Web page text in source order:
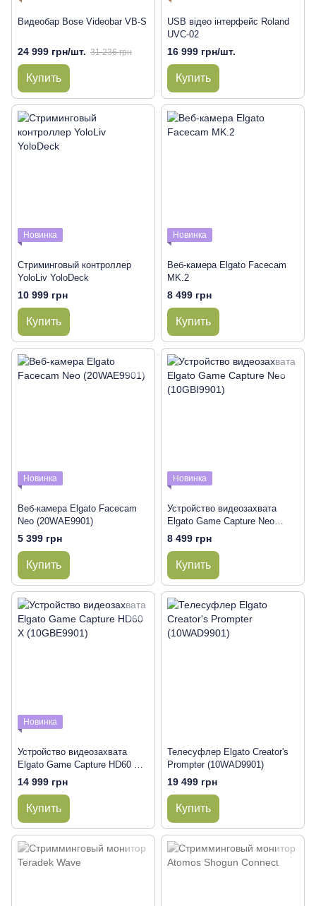
Видеобар Bose Videobar VB-S
24 999 грн/шт. 31 236 грн
Купить
USB відео інтерфейс Roland
UVC-02
16 999 грн/шт.
Купить
Новинка
Стриминговый контроллер
YoloLiv YoloDeck
10 999 грн
Купить
Новинка
Веб-камера Elgato Facecam
MK.2
8 499 грн
Купить
Новинка
Веб-камера Elgato Facecam
Neo (20WAE9901)
5 399 грн
Купить
Новинка
Устройство видеозахвата
Elgato Game Capture Neo
(10GBI9901)
8 499 грн
Купить
Новинка
Устройство видеозахвата
Elgato Game Capture HD60 X
(10GBE9901)
14 999 грн
Купить
Телесуфлер Elgato Creator's
Prompter (10WAD9901)
19 499 грн
Купить